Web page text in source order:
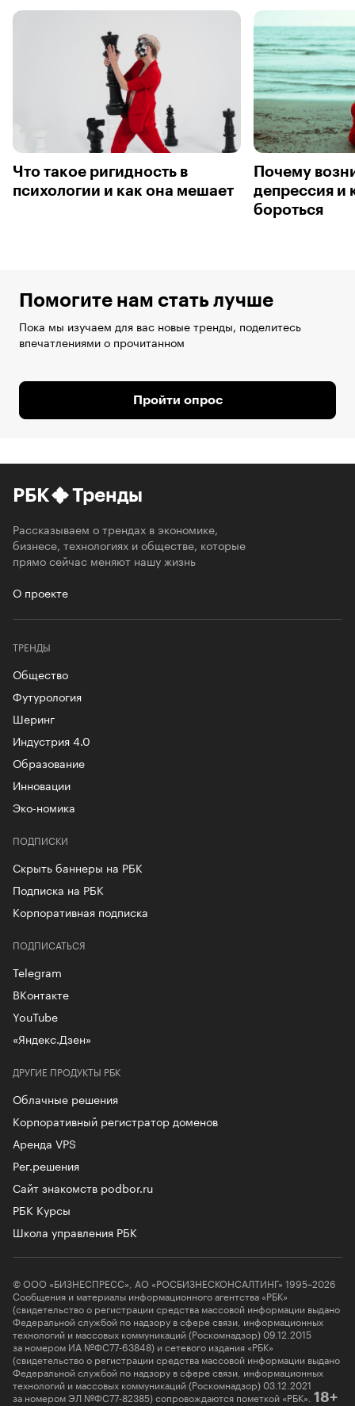
Что такое ригидность в
психологии и как она мешает
Почему
депрессия и
бороться
Помогите нам стать лучше
Пока мы изучаем для вас новые тренды, поделитесь
впечатлениями о прочитанном
Пройти опрос
РБК Тренды
Рассказываем о трендах в экономике,
бизнесе, технологиях и обществе, которые
прямо сейчас меняют нашу жизнь
О проекте
ТРЕНДЫ
Общество
Футурология
Шеринг
Индустрия 4.0
Образование
Инновации
Эко-номика
ПОДПИСКИ
Скрыть баннеры на РБК
Подписка на РБК
Корпоративная подписка
ДРУГИЕ ПРОДУКТЫ РБК
Облачные решения
Корпоративный регистратор доменов
Аренда VPS
Рег.решения
Сайт знакомств podbor.ru
РБК Курсы
Школа управления РБК
ПОДПИСАТЬСЯ
Telegram
ВКонтакте
YouTube
«Яндекс.Дзен»
© ООО «БИЗНЕСПРЕСС», АО «РОСБИЗНЕСКОНСАЛТИНГ» 1995–2026
Сообщения и материалы информационного агентства «РБК»
(свидетельство о регистрации средства массовой информации выдано
Федеральной службой по надзору в сфере связи, информационных
технологий и массовых коммуникаций (Роскомнадзор) 09.12.2015
за номером ИА №ФС77-63848) и сетевого издания «РБК»
(свидетельство о регистрации средства массовой информации выдано
Федеральной службой по надзору в сфере связи, информационных
технологий и массовых коммуникаций (Роскомнадзор) 03.12.2021
за номером ЭЛ №ФС77-82385) сопровождаются пометкой «РБК». 18+